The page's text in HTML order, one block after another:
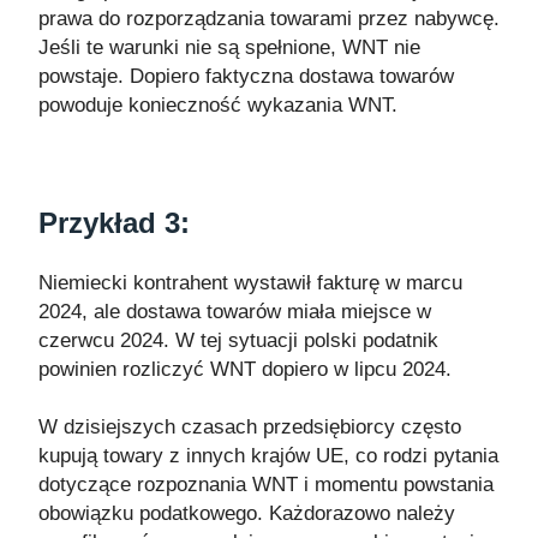
prawa do rozporządzania towarami przez nabywcę.
Jeśli te warunki nie są spełnione, WNT nie
powstaje. Dopiero faktyczna dostawa towarów
powoduje konieczność wykazania WNT.
Przykład 3:
Niemiecki kontrahent wystawił fakturę w marcu
2024, ale dostawa towarów miała miejsce w
czerwcu 2024. W tej sytuacji polski podatnik
powinien rozliczyć WNT dopiero w lipcu 2024.
W dzisiejszych czasach przedsiębiorcy często
kupują towary z innych krajów UE, co rodzi pytania
dotyczące rozpoznania WNT i momentu powstania
obowiązku podatkowego. Każdorazowo należy